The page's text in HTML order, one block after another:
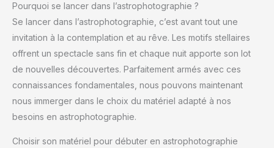
Pourquoi se lancer dans l’astrophotographie ?
Se lancer dans l’astrophotographie, c’est avant tout une
invitation à la contemplation et au rêve. Les motifs stellaires
offrent un spectacle sans fin et chaque nuit apporte son lot
de nouvelles découvertes. Parfaitement armés avec ces
connaissances fondamentales, nous pouvons maintenant
nous immerger dans le choix du matériel adapté à nos
besoins en astrophotographie.
Choisir son matériel pour débuter en astrophotographie